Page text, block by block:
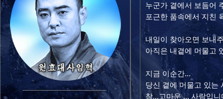
누군가 곁에서 보듬어
포근한 품속에서 지친
내일이 찾아오면 보내
아직은 내곁에 머물고
지금 이순간...
당신 곁에 머물고 있는
참...고마운 ... 사람입니